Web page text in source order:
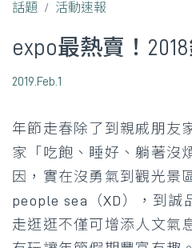
話題 活動速報
expo最熱賣！2018
2019.Feb.1
年節走春除了到親戚朋友
家「吃飽、睡好、躺著沒
因，實在沒勇氣到觀光景
people sea（XD），到誠
走逛逛不僅可增添人文氣